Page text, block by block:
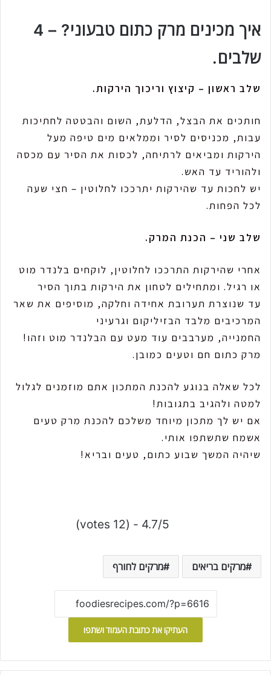
איך מכינים מרק כתום טבעוני? – 4
שלבים.
שלב ראשון – קיצוץ וריכוך הירקות.
חותכים את הבצל, הדלעת, השום והבטטה לחתיכות
עבות, מכניסים לסיר וממלאים מים טיפה מעל
הירקות ומביאים לרתיחה, לכסות את הסיר עם מכסה
ולהוריד עד האש.
יש לחכות עד שהירקות יתרככו לחלוטין – חצי שעה
לכל הפחות.
שלב שני – הכנת המרק.
אחרי שהירקות התרככו לחלוטין, לוקחים בלנדר מוט
או רגיל. ומתחילים לטחון את הירקות בתוך הסיר
עד שנוצרת תערובת אחידה וחלקה, מוסיפים את שאר
המרכיבים מלבד הבזיליקום וגרעיני
החמנייה, מערבבים עוד מעט עם הבלנדר מוט וזהו!
מרק כתום חם וטעים כמובן.
לכל שאלה בנוגע להכנת המתכון אתם מוזמנים לגלול
למטה ולהגיב בתגובות!
אם יש לך מתכון מיוחד משלכם להכנת מרק טעים
אשמח שתשתפו אותי.
שיהיה המשך שבוע כתום, טעים ובריא!
4.7/5 - (12 votes)
מרקים בריאים מרקים לחורף
העתיקו את כתובת העמוד ושתפו